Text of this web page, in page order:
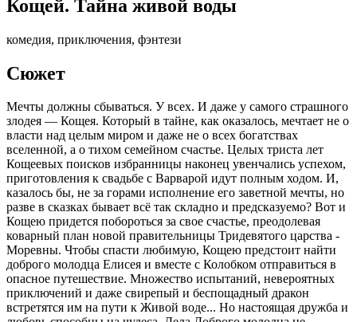
Кощей. Тайна живой воды
комедия, приключения, фэнтези
Сюжет
Мечты должны сбываться. У всех. И даже у самого страшного
злодея — Кощея. Который в тайне, как оказалось, мечтает не о
власти над целым миром и даже не о всех богатствах
вселенной, а о тихом семейном счастье. Целых триста лет
Кощеевых поисков избранницы наконец увенчались успехом,
приготовления к свадьбе с Варварой идут полным ходом. И,
казалось бы, не за горами исполнение его заветной мечты, но
разве в сказках бывает всё так складно и предсказуемо? Вот и
Кощею придется побороться за свое счастье, преодолевая
коварный план новой правительницы Тридевятого царства -
Моревны. Чтобы спасти любимую, Кощею предстоит найти
доброго молодца Елисея и вместе с Колобком отправиться в
опасное путешествие. Множество испытаний, невероятных
приключений и даже свирепый и беспощадный дракон
встретятся им на пути к Живой воде... Но настоящая дружба и